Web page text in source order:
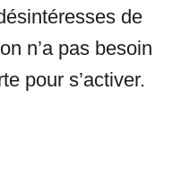
de
n’a pas besoin
pour s’activer.